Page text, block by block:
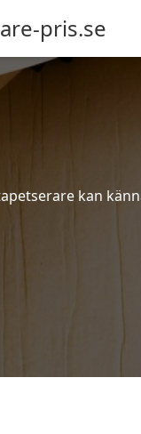
pris.se
kan